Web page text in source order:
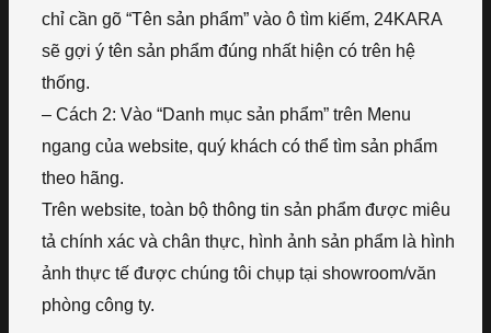
chỉ cần gõ “Tên sản phẩm” vào ô tìm kiếm, 24KARA
sẽ gợi ý tên sản phẩm đúng nhất hiện có trên hệ
thống.
– Cách 2: Vào “Danh mục sản phẩm” trên Menu
ngang của website, quý khách có thể tìm sản phẩm
theo hãng.
Trên website, toàn bộ thông tin sản phẩm được miêu
tả chính xác và chân thực, hình ảnh sản phẩm là hình
ảnh thực tế được chúng tôi chụp tại showroom/văn
phòng công ty.